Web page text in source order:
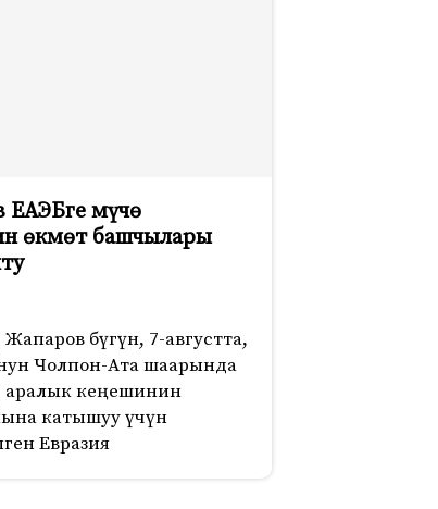
мүчө
өкмөт башчылары
бүгүн, 7-августта,
Чолпон-Ата шаарында
аралык кеңешинин
катышуу үчүн
Евразия